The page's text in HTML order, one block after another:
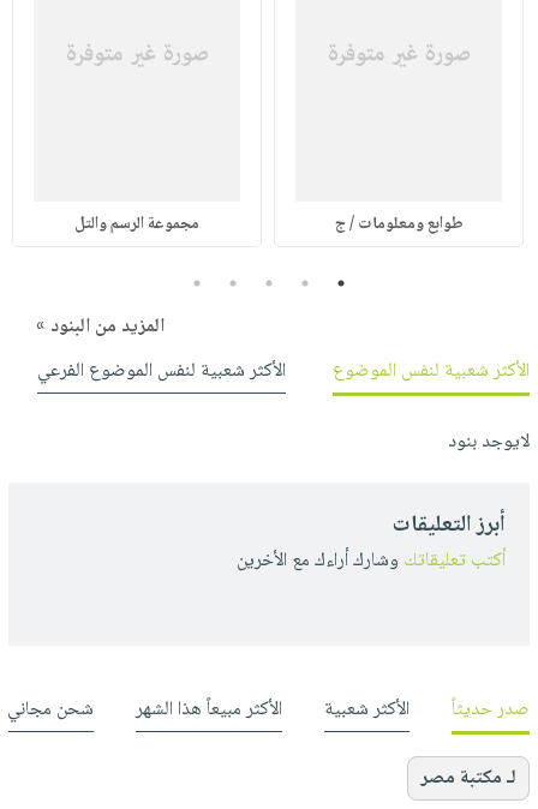
طوابع ومعلومات / ج مجموعة الرسم والتل
1
2
3
4
5
المزيد من البنود »
الأكثر شعبية لنفس الموضوع
الأكثر شعبية لنفس الموضوع الفرعي
لايوجد بنود
أبرز التعليقات
أكتب تعليقاتك وشارك أراءك مع الأخرين
صدر حديثاً الأكثر شعبية الأكثر مبيعاً هذا الشهر شحن مجاني
لـ مكتبة مصر